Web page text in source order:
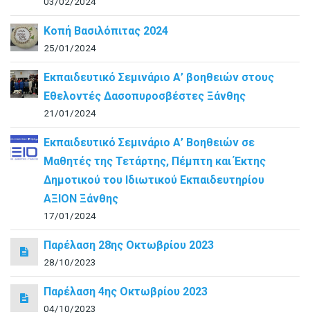
Κοπή Βασιλόπιτας 2024
25/01/2024
Εκπαιδευτικό Σεμινάριο Α’ βοηθειών στους
Εθελοντές Δασοπυροσβέστες Ξάνθης
21/01/2024
Εκπαιδευτικό Σεμινάριο Α’ Βοηθειών σε
Μαθητές της Τετάρτης, Πέμπτη και Έκτης
Δημοτικού του Ιδιωτικού Εκπαιδευτηρίου
ΑΞΙΟΝ Ξάνθης
17/01/2024
Παρέλαση 28ης Οκτωβρίου 2023
28/10/2023
Παρέλαση 4ης Οκτωβρίου 2023
04/10/2023